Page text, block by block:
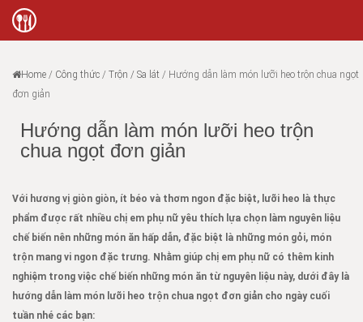
Home / Công thức / Trộn / Sa lát / Hướng dẫn làm món lưỡi heo trộn chua ngọt
đơn giản
Hướng dẫn làm món lưỡi heo trộn
chua ngọt đơn giản
Với hương vị giòn giòn, ít béo và thơm ngon đặc biệt, lưỡi heo là thực
phẩm được rất nhiều chị em phụ nữ yêu thích lựa chọn làm nguyên liệu
chế biến nên những món ăn hấp dẫn, đặc biệt là những món gỏi, món
trộn mang vi ngon đặc trưng. Nhằm giúp chị em phụ nữ có thêm kinh
nghiệm trong việc chế biến những món ăn từ nguyên liệu này, dưới đây là
hướng dẫn làm món lưỡi heo trộn chua ngọt đơn giản cho ngày cuối
tuần nhé các bạn: